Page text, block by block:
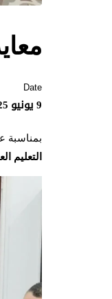
Date
9 يونيو 2025
بمناسبة
التعليم